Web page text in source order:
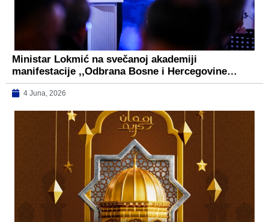
Ministar Lokmić na svečanoj akademiji
manifestacije ,,Odbrana Bosne i Hercegovine…
4 Juna, 2026